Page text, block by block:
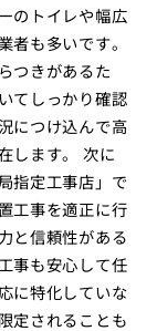
のトイレや幅広
も多いです。
つきがあるた
てしっかり確認
につけ込んで高
します。 次に
指定工事店」で
工事を適正に行
と信頼性がある
事も安心して任
に特化していな
定されることも